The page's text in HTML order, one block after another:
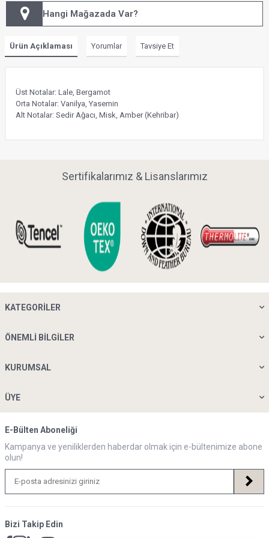
Hangi Mağazada Var?
Ürün Açıklaması Yorumlar Tavsiye Et
Üst Notalar: Lale, Bergamot
Orta Notalar: Vanilya, Yasemin
Alt Notalar: Sedir Ağacı, Misk, Amber (Kehribar)
Sertifikalarımız & Lisanslarımız
KATEGORILER
ÖNEMLI BILGILER
KURUMSAL
ÜYE
E-Bülten Aboneliği
Kampanya ve yeniliklerden haberdar olmak için e-bültenimize abone
olun!
Bizi Takip Edin